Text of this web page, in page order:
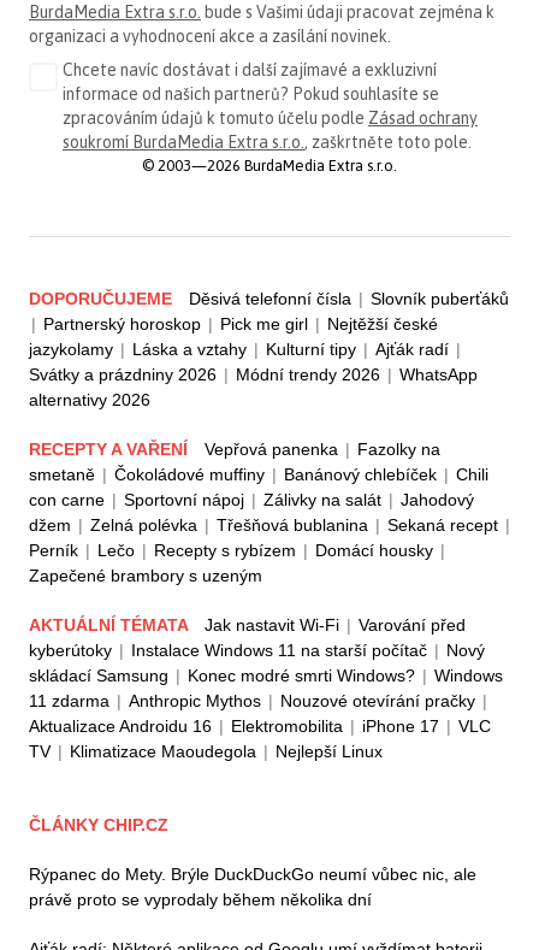
BurdaMedia Extra s.r.o. bude s Vašimi údaji pracovat zejména k
organizaci a vyhodnocení akce a zasílání novinek.
Chcete navíc dostávat i další zajímavé a exkluzivní
informace od našich partnerů? Pokud souhlasíte se
zpracováním údajů k tomuto účelu podle Zásad ochrany
soukromí BurdaMedia Extra s.r.o. , zaškrtněte toto pole.
© 2003—2026 BurdaMedia Extra s.r.o.
DOPORUČUJEME Děsivá telefonní čísla | Slovník puberťáků
| Partnerský horoskop | Pick me girl | Nejtěžší české
jazykolamy | Láska a vztahy | Kulturní tipy | Ajťák radí |
Svátky a prázdniny 2026 | Módní trendy 2026 | WhatsApp
alternativy 2026
RECEPTY A VAŘENÍ Vepřová panenka | Fazolky na
smetaně | Čokoládové muffiny | Banánový chlebíček | Chili
con carne | Sportovní nápoj | Zálivky na salát | Jahodový
džem | Zelná polévka | Třešňová bublanina | Sekaná recept |
Perník | Lečo | Recepty s rybízem | Domácí housky |
Zapečené brambory s uzeným
AKTUÁLNÍ TÉMATA Jak nastavit Wi-Fi | Varování před
kyberútoky | Instalace Windows 11 na starší počítač | Nový
skládací Samsung | Konec modré smrti Windows? | Windows
11 zdarma | Anthropic Mythos | Nouzové otevírání pračky |
Aktualizace Androidu 16 | Elektromobilita | iPhone 17 | VLC
TV | Klimatizace Maoudegola | Nejlepší Linux
ČLÁNKY CHIP.CZ
Rýpanec do Mety. Brýle DuckDuckGo neumí vůbec nic, ale
právě proto se vyprodaly během několika dní